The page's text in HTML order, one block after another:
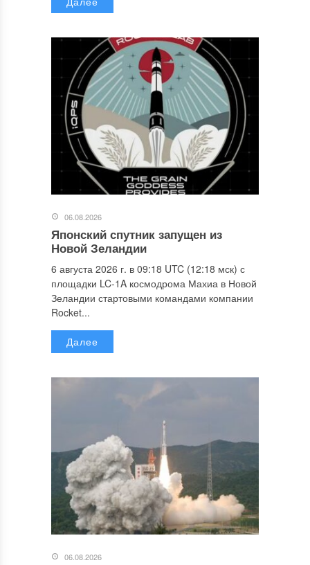
06.08.2026
Японский спутник запущен из
Новой Зеландии
6 августа 2026 г. в 09:18 UTC (12:18 мск) с
площадки LC-1A космодрома Махиа в Новой
Зеландии стартовыми командами компании
Rocket...
Далее
06.08.2026